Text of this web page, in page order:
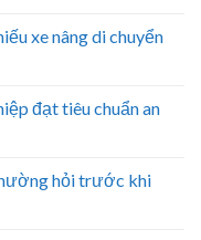
xe nâng di chuyển
đạt tiêu chuẩn an
hỏi trước khi